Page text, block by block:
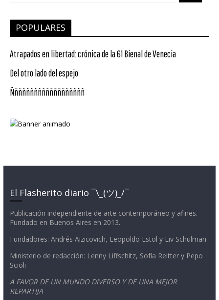
POPULARES
Atrapados en libertad: crónica de la 61 Bienal de Venecia
Del otro lado del espejo
Ñññññññññññññññññññ
El Flasherito diario ¯\_(ツ)_/¯
Publicación independiente de arte contemporáneo y afines.
Fundado en Buenos Aires en 2013.
Fundadores: Andrés Aizicovich, Leopoldo Estol y Liv Schulman
Ministerio de redacción: Lenny Liffschitz, Sofía Reitter y Pepo
Scioli
A FAVOR DE UN MUNDO DIVERSO Y DE UNA MEJOR
REPARTIJA